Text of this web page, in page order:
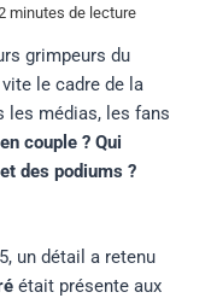
minutes de lecture
grimpeurs du
le cadre de la
les médias, les fans
couple ? Qui
des podiums ?
un détail a retenu
était présente aux